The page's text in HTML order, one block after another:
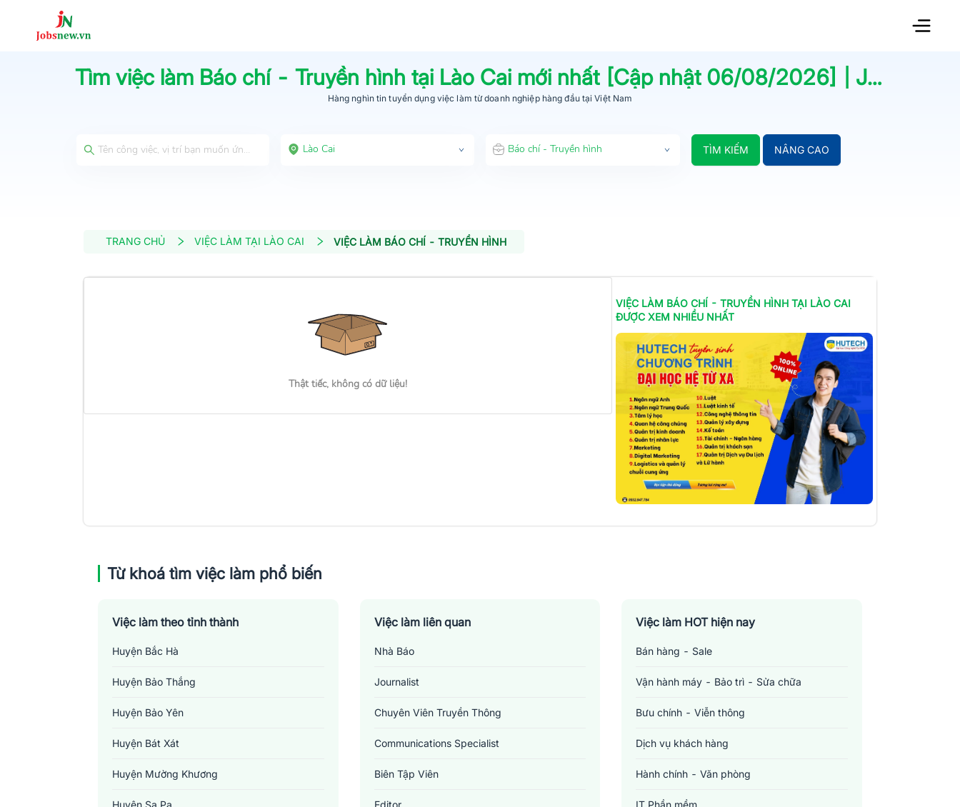
Tìm việc làm Báo chí - Truyền hình tại Lào Caimới nhất [Cập nhật 06/08/2026] | Jobsnew.vn
Hàng nghìn tin tuyển dụng việc làm từdoanh nghiệp hàng đầutại Việt Nam
Lào Cai Báo chí - Truyền hình TÌM KIẾM NÂNG CAO
TRANG CHỦ VIỆC LÀM TẠI LÀO CAI VIỆC LÀM BÁO CHÍ - TRUYỀN HÌNH
Thật tiếc, không có dữ liệu!
VIỆC LÀM BÁO CHÍ - TRUYỀN HÌNH TẠI LÀO CAI
ĐƯỢC XEM NHIỀU NHẤT
Từ khoá tìm việc làm phổ biến
Việc làm theo tỉnh thành
Huyện Bắc Hà
Huyện Bảo Thắng
Huyện Bảo Yên
Huyện Bát Xát
Huyện Mường Khương
Huyện Sa Pa
Việc làm liên quan
Nhà Báo
Journalist
Chuyên Viên Truyền Thông
Communications Specialist
Biên Tập Viên
Editor
Việc làm HOT hiện nay
Bán hàng - Sale
Vận hành máy - Bảo trì - Sửa chữa
Bưu chính - Viễn thông
Dịch vụ khách hàng
Hành chính - Văn phòng
IT Phần mềm